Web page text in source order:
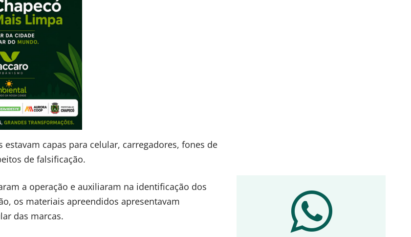
capas para celular, carregadores, fones de
de falsificação.
a operação e auxiliaram na identificação dos
os materiais apreendidos apresentavam
das marcas.